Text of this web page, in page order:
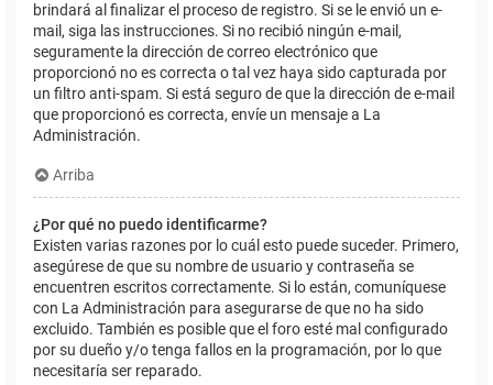
brindará al finalizar el proceso de registro. Si se le envió un e-
mail, siga las instrucciones. Si no recibió ningún e-mail,
seguramente la dirección de correo electrónico que
proporcionó no es correcta o tal vez haya sido capturada por
un filtro anti-spam. Si está seguro de que la dirección de e-mail
que proporcionó es correcta, envíe un mensaje a La
Administración.
Arriba
¿Por qué no puedo identificarme?
Existen varias razones por lo cuál esto puede suceder. Primero,
asegúrese de que su nombre de usuario y contraseña se
encuentren escritos correctamente. Si lo están, comuníquese
con La Administración para asegurarse de que no ha sido
excluido. También es posible que el foro esté mal configurado
por su dueño y/o tenga fallos en la programación, por lo que
necesitaría ser reparado.